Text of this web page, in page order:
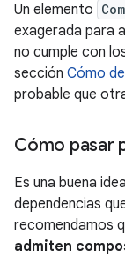
Un elemento
exagerada para
no cumple con
sección Cómo
probable que
Cómo pasar
Es una buena
dependencias
recomendamos
admiten